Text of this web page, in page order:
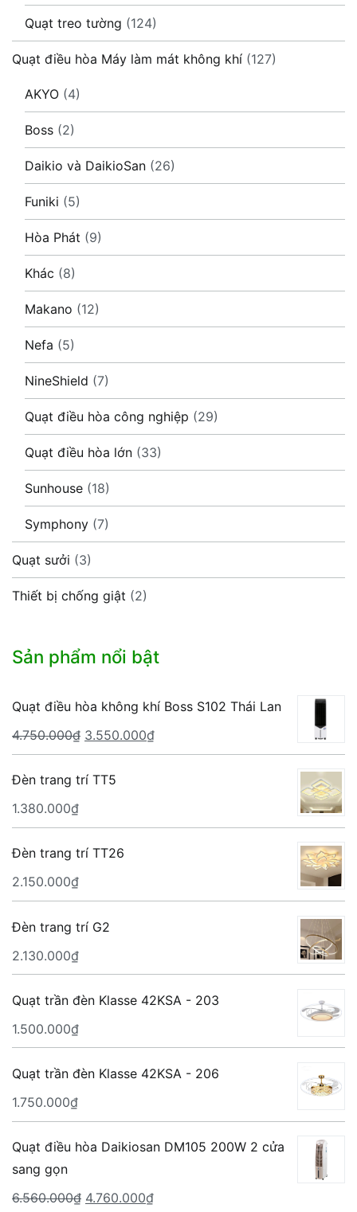
Quạt treo tường (124)
Quạt điều hòa Máy làm mát không khí (127)
AKYO (4)
Boss (2)
Daikio và DaikioSan (26)
Funiki (5)
Hòa Phát (9)
Khác (8)
Makano (12)
Nefa (5)
NineShield (7)
Quạt điều hòa công nghiệp (29)
Quạt điều hòa lớn (33)
Sunhouse (18)
Symphony (7)
Quạt sưởi (3)
Thiết bị chống giật (2)
Sản phẩm nổi bật
Quạt điều hòa không khí Boss S102 Thái Lan
4.750.000₫ Giá
gốc
là:
3.550.000₫Giá
hiện
3.550.000₫.
Đèn trang trí TT5
1.380.000₫
Đèn trang trí TT26
2.150.000₫
Đèn trang trí G2
2.130.000₫
Quạt trần đèn Klasse 42KSA - 203
1.500.000₫
Quạt trần đèn Klasse 42KSA - 206
1.750.000₫
Quạt điều hòa Daikiosan DM105 200W 2 cửa
sang gọn
6.560.000₫ Giá
4.760.000₫Giá